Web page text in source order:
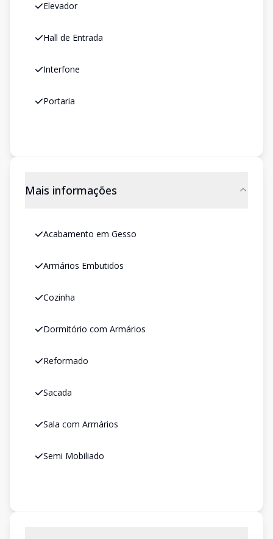
Elevador
Hall de Entrada
Interfone
Portaria
Mais informações
Acabamento em Gesso
Armários Embutidos
Cozinha
Dormitório com Armários
Reformado
Sacada
Sala com Armários
Semi Mobiliado